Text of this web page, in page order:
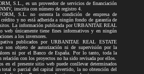
S.L., es un proveedor de servicios de financiación
inscrita con número de registro 4.
S.L. no ostenta la condición de empresa de
y no está adherida a ningún fondo de garantía de
La información publicada por URBANITAE REAL
únicamente tiene fines informativos y en ningún
a los inversores.
publicados por URBANITAE REAL ESTATE
objeto de autorización ni de supervisión por la
ni por el Banco de España. Por lo tanto, toda la
con los proyectos no ha sido revisada por ellos.
en el presente sitio web puede conllevar determinados
total o parcial del capital invertido, la no obtención del